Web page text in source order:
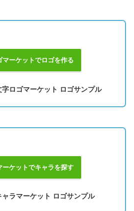
マーケットでロゴを作る
ーケットでキャラを探す